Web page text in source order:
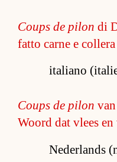
Coups de pilon di
fatto carne e collera
italiano
Coups de pilon
Woord dat vlees
Nederlands